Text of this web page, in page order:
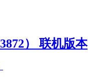
） 联机版本